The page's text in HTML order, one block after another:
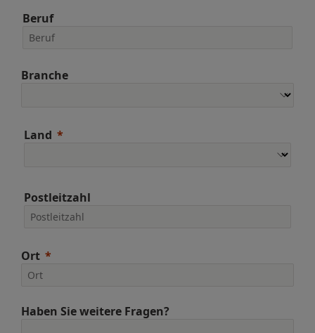
Beruf
Branche
Land
Postleitzahl
Ort
Haben Sie weitere Fragen?